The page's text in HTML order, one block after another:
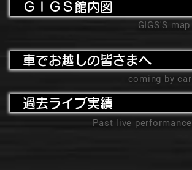
ＧＩＧＳ館内図
GIGS'S map
車でお越しの皆さまへ
coming by car
過去ライブ実績
Past live performance